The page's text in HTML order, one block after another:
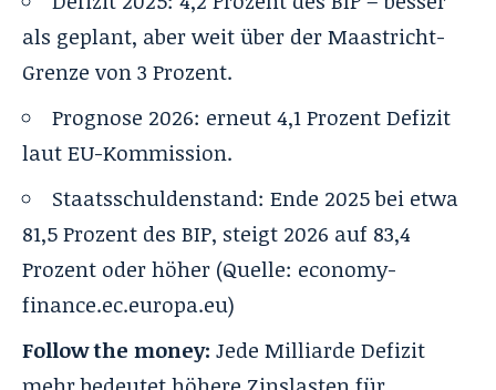
als geplant, aber weit über der Maastricht-
Grenze von 3 Prozent.
Prognose 2026: erneut 4,1 Prozent Defizit
laut EU-Kommission.
Staatsschuldenstand: Ende 2025 bei etwa
81,5 Prozent des BIP, steigt 2026 auf 83,4
Prozent oder höher (Quelle: economy-
finance.ec.europa.eu)
Follow the money: Jede Milliarde Defizit